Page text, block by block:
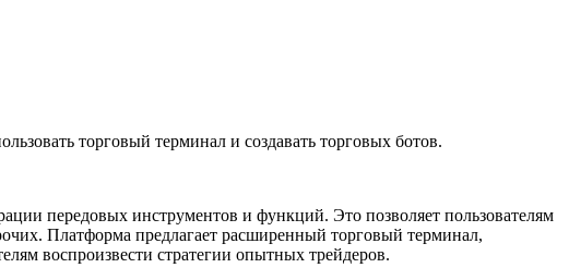
торговый терминал и создавать торговых ботов.
передовых инструментов и функций. Это позволяет пользователям
Платформа предлагает расширенный торговый терминал,
воспроизвести стратегии опытных трейдеров.